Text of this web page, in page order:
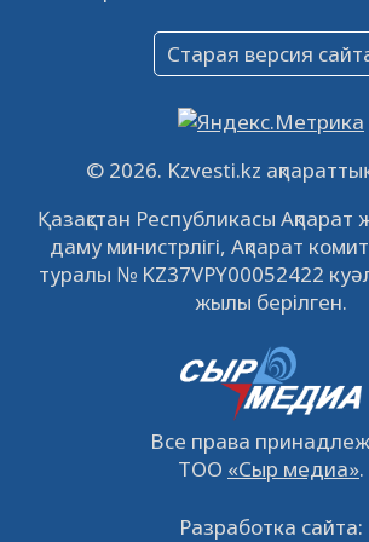
Объявление
16.12.2022
Свободные рабочие места
IPO «КазМунайГаз»:
встречу с инвесторами в
© 2026. Kzvesti.kz ақпараттық
Қазақстан Республикасы Ақпарат
даму министрлігі, Ақпарат
туралы № KZ37VPY00052422
жылы берілген.
Все права
ТОО «Сыр медиа».
Старая версия
Разработка сайта: